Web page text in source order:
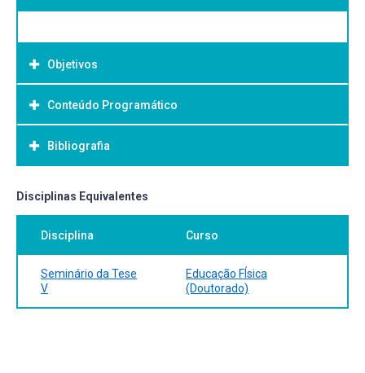
Objetivos
Objetivo Geral:
Conteúdo Programático
Bibliografia
Bibliografia Básica:
Disciplinas Equivalentes
Disciplina Curso
Seminário da Tese
V
Educação FÍsica
(Doutorado)